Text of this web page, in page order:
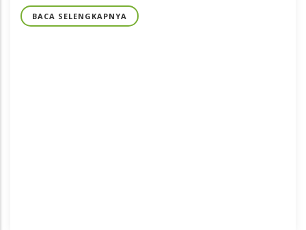
BACA SELENGKAPNYA